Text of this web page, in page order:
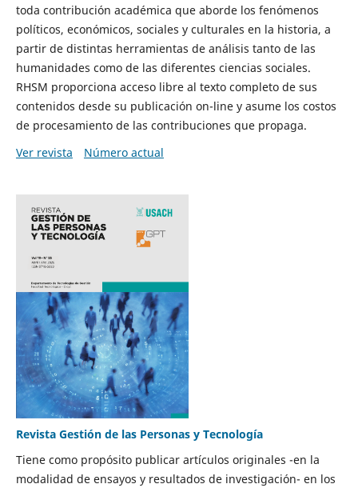
toda contribución académica que aborde los fenómenos
políticos, económicos, sociales y culturales en la historia, a
partir de distintas herramientas de análisis tanto de las
humanidades como de las diferentes ciencias sociales.
RHSM proporciona acceso libre al texto completo de sus
contenidos desde su publicación on-line y asume los costos
de procesamiento de las contribuciones que propaga.
Ver revista
Número actual
Revista Gestión de las Personas y Tecnología
Tiene como propósito publicar artículos originales -en la
modalidad de ensayos y resultados de investigación- en los